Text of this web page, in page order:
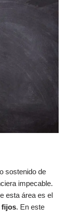
sostenido de
impecable.
esta área es el
fijos. En este